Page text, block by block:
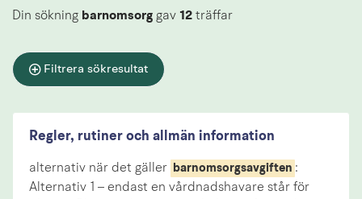
Din sökning barnomsorg gav 12 träffar
Filtrera sökresultat
Regler, rutiner och allmän information
alternativ när det gäller barnomsorgsavgiften :
Alternativ 1 – endast en vårdnadshavare står för